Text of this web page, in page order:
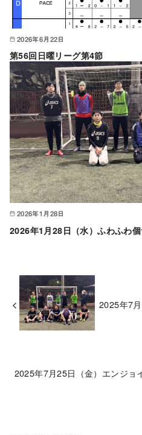
2026年6月22日
第56回日曜リーグ第4節
2026年1月28日
2026年1月28日（水）ふわふわ
2025年7
2025年7月25日（金）エンジョ